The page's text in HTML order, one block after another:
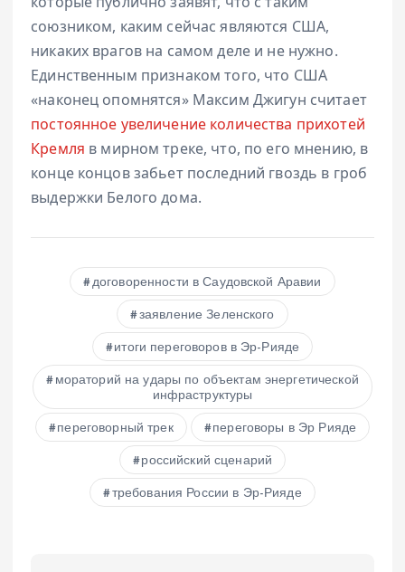
союзником, каким сейчас являются США,
никаких врагов на самом деле и не нужно.
Единственным признаком того, что США
«наконец опомнятся» Максим Джигун считает
постоянное увеличение количества прихотей
Кремля в мирном треке, что, по его мнению, в
конце концов забьет последний гвоздь в гроб
выдержки Белого дома.
договоренности в Саудовской Аравии
заявление Зеленского
итоги переговоров в Эр-Рияде
мораторий на удары по объектам энергетической
инфраструктуры
переговорный трек переговоры в Эр Рияде
российский сценарий
требования России в Эр-Рияде